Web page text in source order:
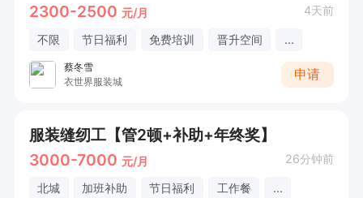
2300-2500 元/月 4天前
不限 节日福利 免费培训 晋升空间 ...
蔡冬雪
衣世界服装城
申请
服装缝纫工【管2顿+补助+年终奖】
3000-7000 元/月 26分钟前
北城 加班补助 节日福利 工作餐 ...